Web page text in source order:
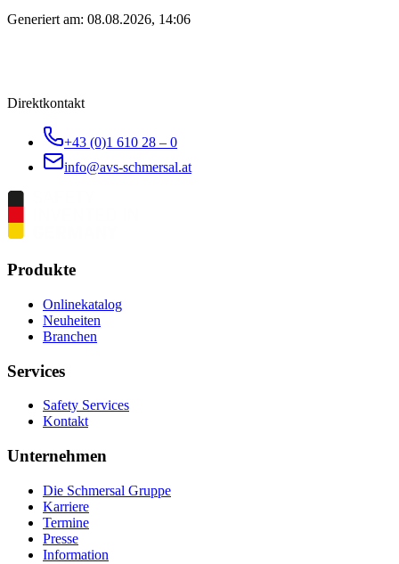
Generiert am: 08.08.2026, 14:06
Direktkontakt
+43 (0)1 610 28 – 0
info@avs-schmersal.at
Produkte
Onlinekatalog
Neuheiten
Branchen
Services
Safety Services
Kontakt
Unternehmen
Die Schmersal Gruppe
Karriere
Termine
Presse
Information